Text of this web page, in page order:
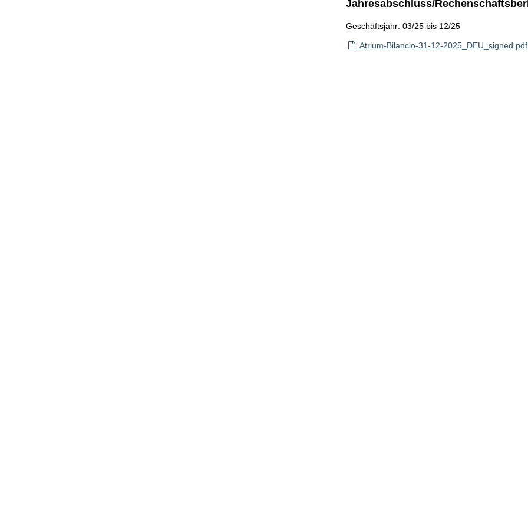
Jahresabschluss/
Geschäftsjahr: 03/25 bis 12/25
Atrium-Bilancio-31-12-2025_DEU_signed.pdf